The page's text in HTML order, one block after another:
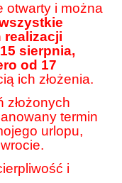
otwarty i można
realizacji
sierpnia,
od 17
ich złożenia.
złożonych
termin
urlopu,
i